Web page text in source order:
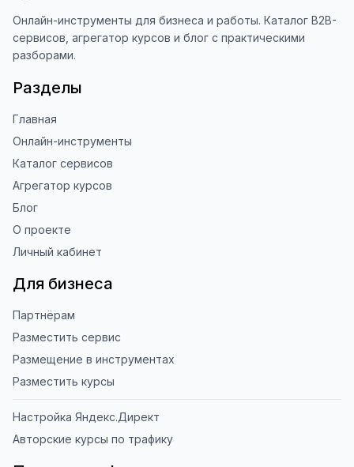
Онлайн-инструменты для бизнеса и работы. Каталог B2B-
сервисов, агрегатор курсов и блог с практическими
разборами.
Разделы
Главная
Онлайн-инструменты
Каталог сервисов
Агрегатор курсов
Блог
О проекте
Личный кабинет
Для бизнеса
Партнёрам
Разместить сервис
Размещение в инструментах
Разместить курсы
Настройка Яндекс.Директ
Авторские курсы по трафику